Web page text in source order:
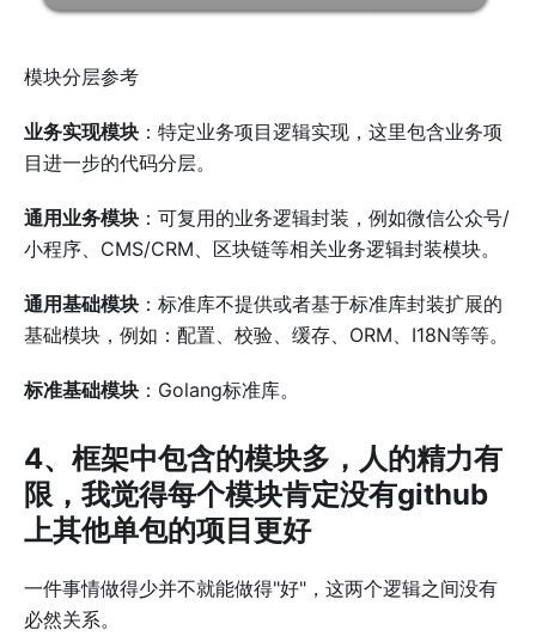
模块分层参考
业务实现模块 ：特定业务项目逻辑实现，这里包含业务项
目进一步的代码分层。
通用业务模块 ：可复用的业务逻辑封装，例如微信公众号/
小程序、CMS/CRM、区块链等相关业务逻辑封装模块。
通用基础模块 ：标准库不提供或者基于标准库封装扩展的
基础模块，例如：配置、校验、缓存、ORM、I18N等等。
标准基础模块 ：Golang标准库。
4、框架中包含的模块多，人的精力有
限，我觉得每个模块肯定没有github
上其他单包的项目更好
一件事情做得少并不就能做得"好"，这两个逻辑之间没有
必然关系。